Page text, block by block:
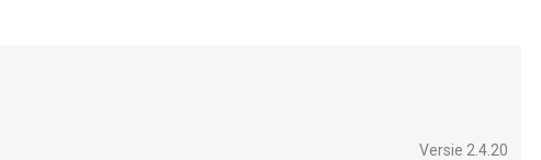
Versie 2.4.20